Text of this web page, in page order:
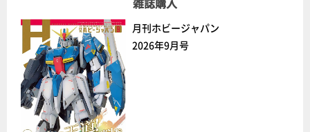
月刊ホビージャパン
2026年9月号